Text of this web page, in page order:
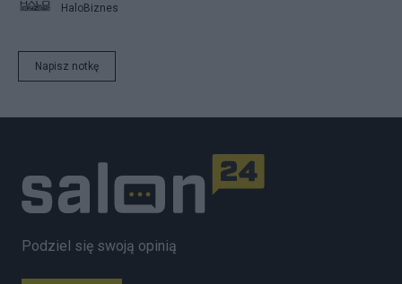
HaloBiznes
Napisz notkę
Podziel się swoją opinią